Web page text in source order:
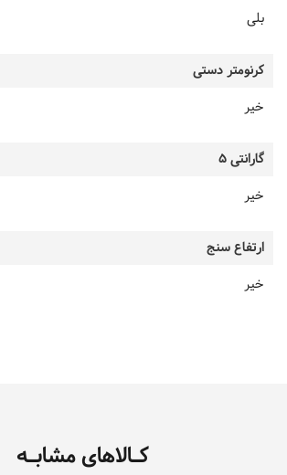
بلی
کرنومتر دستی
خیر
گارانتی 5
خیر
ارتفاع سنج
خیر
کـالاهای مشابـه